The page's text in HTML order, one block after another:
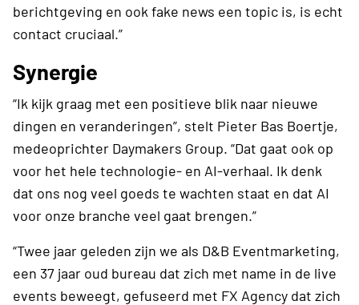
berichtgeving en ook fake news een topic is, is echt
contact cruciaal.”
Synergie
“Ik kijk graag met een positieve blik naar nieuwe
dingen en veranderingen”, stelt Pieter Bas Boertje,
medeoprichter Daymakers Group. “Dat gaat ook op
voor het hele technologie- en AI-verhaal. Ik denk
dat ons nog veel goeds te wachten staat en dat AI
voor onze branche veel gaat brengen.”
“Twee jaar geleden zijn we als D&B Eventmarketing,
een 37 jaar oud bureau dat zich met name in de live
events beweegt, gefuseerd met FX Agency dat zich